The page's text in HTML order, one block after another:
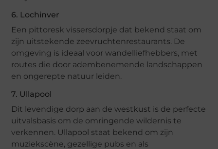
6. Lochinver
Een pittoresk vissersdorpje dat bekend staat om
zijn uitstekende zeevruchtenrestaurants. De
omgeving is ideaal voor wandelliefhebbers, met
routes die door adembenemende landschappen
en ongerepte natuur leiden.
7. Ullapool
Dit levendige dorp aan de westkust is de perfecte
uitvalsbasis om de omringende wildernis te
verkennen. Ullapool staat bekend om zijn
muziekscène, gezellige pubs en als